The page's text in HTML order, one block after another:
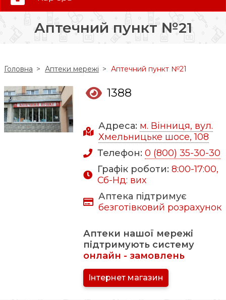
Слідкуй за нами:
Аптечний пункт №21
Головна Аптеки мережі Аптечний пункт №21
1388
Адреса: м. Вінниця, вул.
Хмельницьке шосе, 108
Телефон:0 (800) 35-30-30
Графік роботи:8:00-17:00,
Сб-Нд: вих
Аптека підтримує
безготівковий розрахунок
Аптеки нашої мережі
підтримують систему
онлайн - замовлень
Інтернет магазин